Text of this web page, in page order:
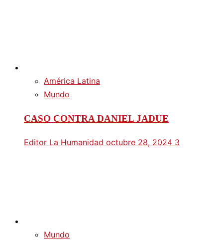
América Latina
Mundo
CASO CONTRA DANIEL JADUE
Editor La Humanidad octubre 28, 2024 3
Mundo